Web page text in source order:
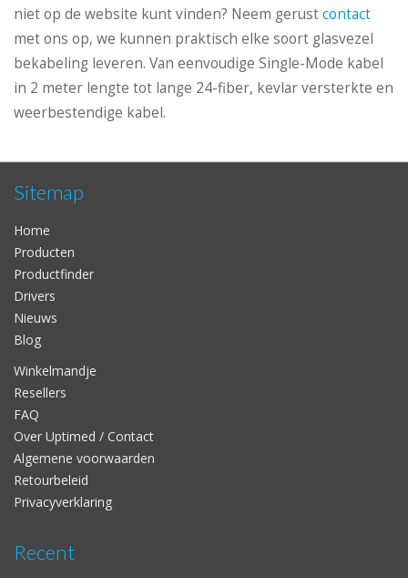
niet op de website kunt vinden? Neem gerustcontact
met ons op, we kunnen praktisch elke soort glasvezel
bekabeling leveren. Van eenvoudige Single-Mode kabel
in 2 meter lengte tot lange 24-fiber, kevlar versterkte en
weerbestendige kabel.
Sitemap
Home
Producten
Productfinder
Drivers
Nieuws
Blog
Winkelmandje
Resellers
FAQ
Over Uptimed / Contact
Algemene voorwaarden
Retourbeleid
Privacyverklaring
Recent